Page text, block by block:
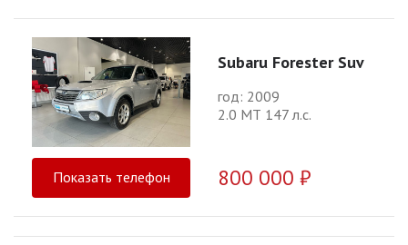
Subaru Forester Suv
год: 2009
2.0 МТ 147 л.с.
Показать телефон 800 000 ₽